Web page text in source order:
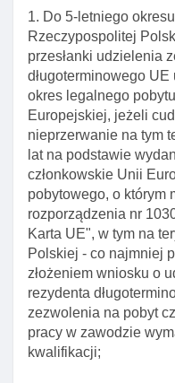
1. Do 5-letniego
Rzeczypospolitej
przesłanki udzielenia
długoterminowego UE
okres legalnego
Europejskiej, jeżeli
nieprzerwanie na tym
lat na podstawie
członkowskie Unii
pobytowego, o którym
rozporządzenia nr
Karta UE", w tym na
Polskiej - co najmniej
złożeniem wniosku o
rezydenta
zezwolenia na pobyt
pracy w zawodzie
kwalifikacji;
cudzoziemiec jest
Art. 173.
Art. 174.
o domniemaniu, że
handlu ludźMI
Art. 175. Delegacja
Art. 176.
pobyt czasowy dla
Art. 177. Okres
czasowy dla ofiar
Art. 178.
przepisów ustawy
zezwolenia na
ludźMI
Art. 179.